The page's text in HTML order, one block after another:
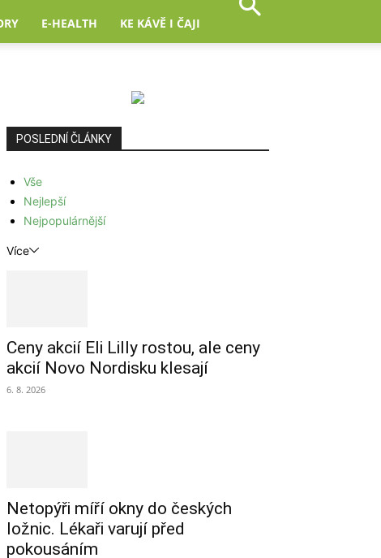
E-HEALTH KE KÁVĚ I ČAJI
POSLEDNÍ ČLÁNKY
Vše
Nejlepší
Nejpopulárnější
Více
Ceny akcií Eli Lilly rostou, ale ceny
akcií Novo Nordisku klesají
6. 8. 2026
Netopýři míří okny do českých
ložnic. Lékaři varují před
pokousáním